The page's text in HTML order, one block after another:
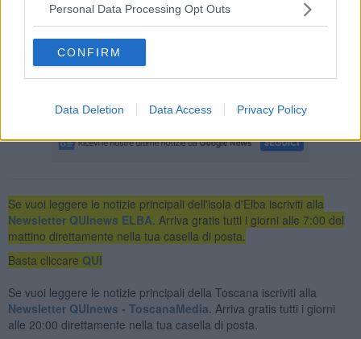
Personal Data Processing Opt Outs
CONFIRM
Data Deletion Data Access Privacy Policy
frattempo GIP e i Carabinieri forestali hanno provveduto con il
sequestro.
Il cartello di cantiere o lavori riporta una variante concessa nel 2023
per la “Demolizione e trasferimento volumi a uso abitazione”. Attesi
chiarimenti anche da parte dell'Amministrazione comunale e il
Se vuoi leggere le notizie principali dell'isola d'Elba iscriviti alla
Newsletter QUInews ELBA. Arriva gratis tutti i giorni alle 7:00 del
mattino direttamente nella tua casella di posta.
Basta cliccare QUI
Se vuoi leggere le notizie principali della Toscana iscriviti alla
Newsletter QUInews - ToscanaMedia. Arriva gratis tutti i giorni
alle 20:00 direttamente nella tua casella di posta.